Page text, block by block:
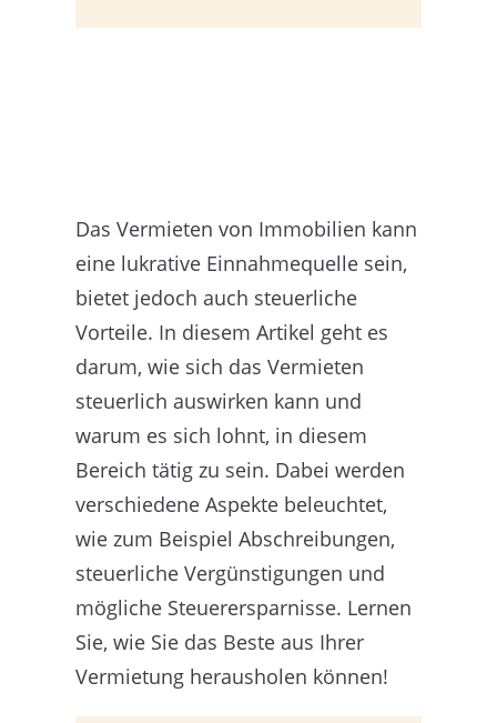
Das Vermieten von Immobilien kann
eine lukrative Einnahmequelle sein,
bietet jedoch auch steuerliche
Vorteile. In diesem Artikel geht es
darum, wie sich das Vermieten
steuerlich auswirken kann und
warum es sich lohnt, in diesem
Bereich tätig zu sein. Dabei werden
verschiedene Aspekte beleuchtet,
wie zum Beispiel Abschreibungen,
steuerliche Vergünstigungen und
mögliche Steuerersparnisse. Lernen
Sie, wie Sie das Beste aus Ihrer
Vermietung herausholen können!